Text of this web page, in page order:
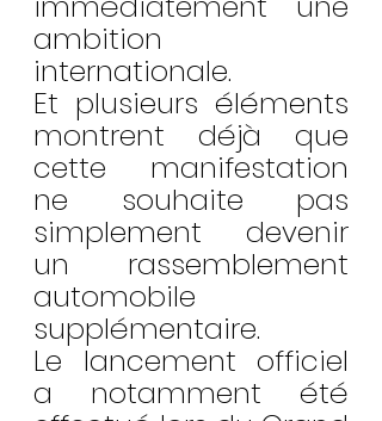
ambition
internationale.
Et plusieurs éléments
montrent déjà que
cette manifestation
ne souhaite pas
simplement devenir
un rassemblement
automobile
supplémentaire.
Le lancement officiel
a notamment été